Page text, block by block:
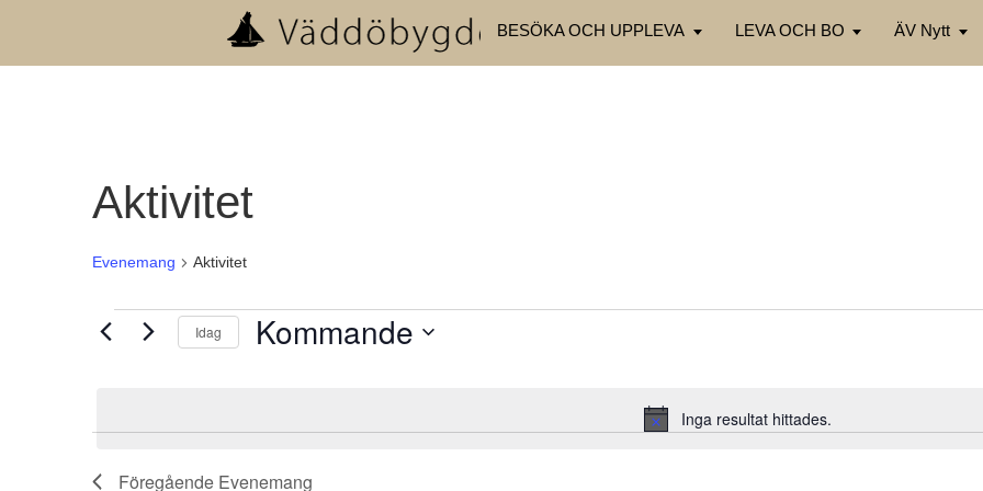
BESÖKA OCH UPPLEVA LEVA OCH BO ÄV Nytt
Aktivitet
Evenemang Aktivitet
Evenemang
Notis
Inga resultat hittades.
Idag Kommande
Föregående Evenemang